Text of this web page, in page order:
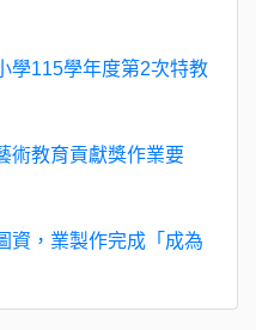
學115學年度第2次特教
術教育貢獻獎作業要
資，業製作完成「成為